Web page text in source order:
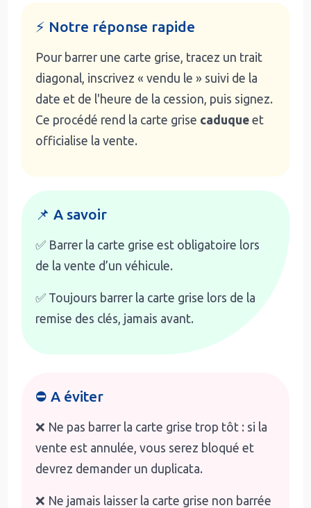
⚡ Notre réponse rapide
Pour barrer une carte grise, tracez un trait
diagonal, inscrivez « vendu le » suivi de la
date et de l'heure de la cession, puis signez.
Ce procédé rend la carte grise caduque et
officialise la vente.
📌 A savoir
✅ Barrer la carte grise est obligatoire lors
de la vente d’un véhicule.
✅ Toujours barrer la carte grise lors de la
remise des clés, jamais avant.
⛔ A éviter
❌ Ne pas barrer la carte grise trop tôt : si la
vente est annulée, vous serez bloqué et
devrez demander un duplicata.
❌ Ne jamais laisser la carte grise non barrée